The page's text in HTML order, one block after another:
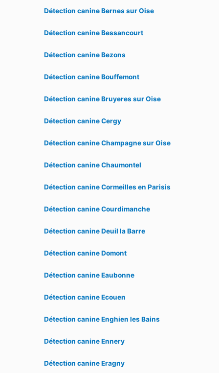
Détection canine Bernes sur Oise
Détection canine Bessancourt
Détection canine Bezons
Détection canine Bouffemont
Détection canine Bruyeres sur Oise
Détection canine Cergy
Détection canine Champagne sur Oise
Détection canine Chaumontel
Détection canine Cormeilles en Parisis
Détection canine Courdimanche
Détection canine Deuil la Barre
Détection canine Domont
Détection canine Eaubonne
Détection canine Ecouen
Détection canine Enghien les Bains
Détection canine Ennery
Détection canine Eragny